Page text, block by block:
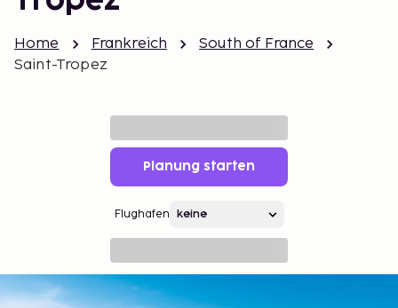
Home Frankreich
South of France
Saint-Tropez
Planung starten
Flughafen